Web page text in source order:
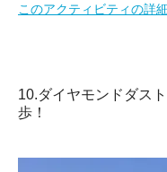
このアクティビティの詳
10.ダイヤモンドダス
歩！